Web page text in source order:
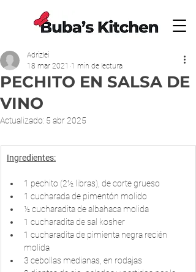
PECHITO EN SALSA DE
VINO
Adrizlei
18 mar 2021 1 min de lectura
Actualizado: 5 abr 2025
Ingredientes:
1 pechito (2½ libras), de corte grueso
1 cucharada de pimentón molido
½ cucharadita de albahaca molida
1 cucharadita de sal kosher
1 cucharadita de pimienta negra recién
molida
3 cebollas medianas, en rodajas